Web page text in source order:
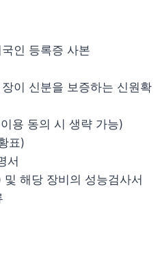
인 등록증 사본
이 신분을 보증하는 신원확
용 동의 시 생략 가능)
표)
서
해당 장비의 성능검사서